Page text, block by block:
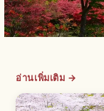
อ่านเพิ่มเติม →